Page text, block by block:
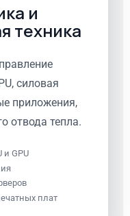
и
техника
силовая
приложения,
отвода тепла.
и GPU
плат